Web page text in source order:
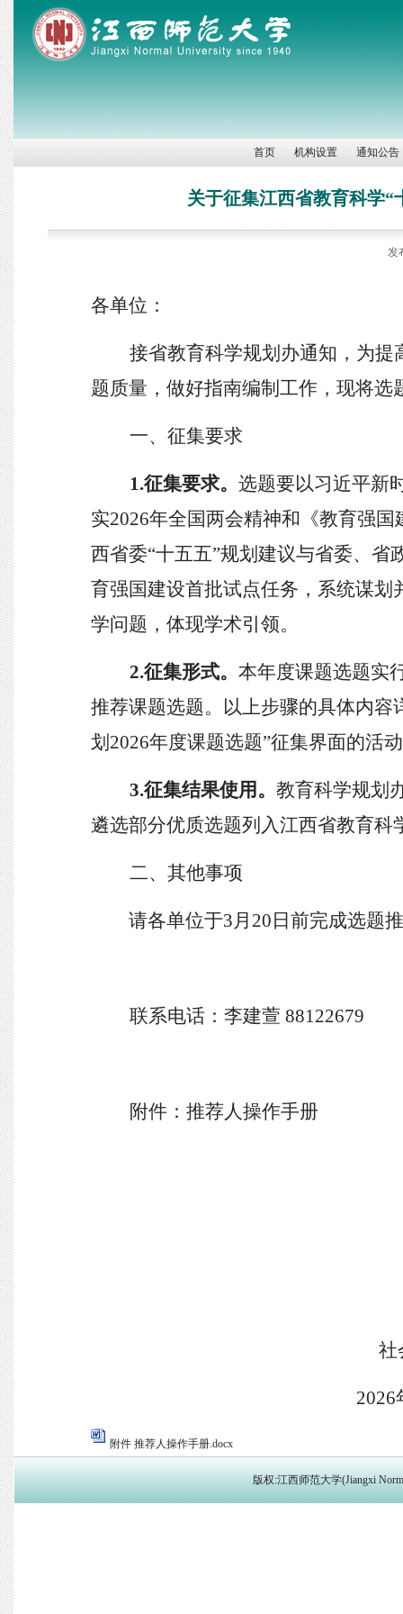
首页 机构设置 通知公告
关于征集江西省教育科学“
发
各单位：
接省教育科学规划办通知，为提
题质量，做好指南编制工作，现将选
一、 征集要求
1.征集要求。 选题要以习近平新
实2026年全国两会精神和 《教育强
西省委“十五五”规划建议与省委、省
育强国建设首批试点任务，系统谋划
学问题，体现学术引领。
2.征集形式。 本年度课题选题实
推荐课题选题。
以上步骤的具体内容
划 2026年度课题选题”征集界面的活
3.征集结果使用。 教育科学规划
遴选部分优质选题列入江西省教育科
二、其他事项
请各单位于3月 20 日前完成选题
联系电话： 李建萱 88122679
附件： 推荐人操作手册
社
2026
附件 推荐人操作手册.docx
版权:江西师范大学(Jiangxi